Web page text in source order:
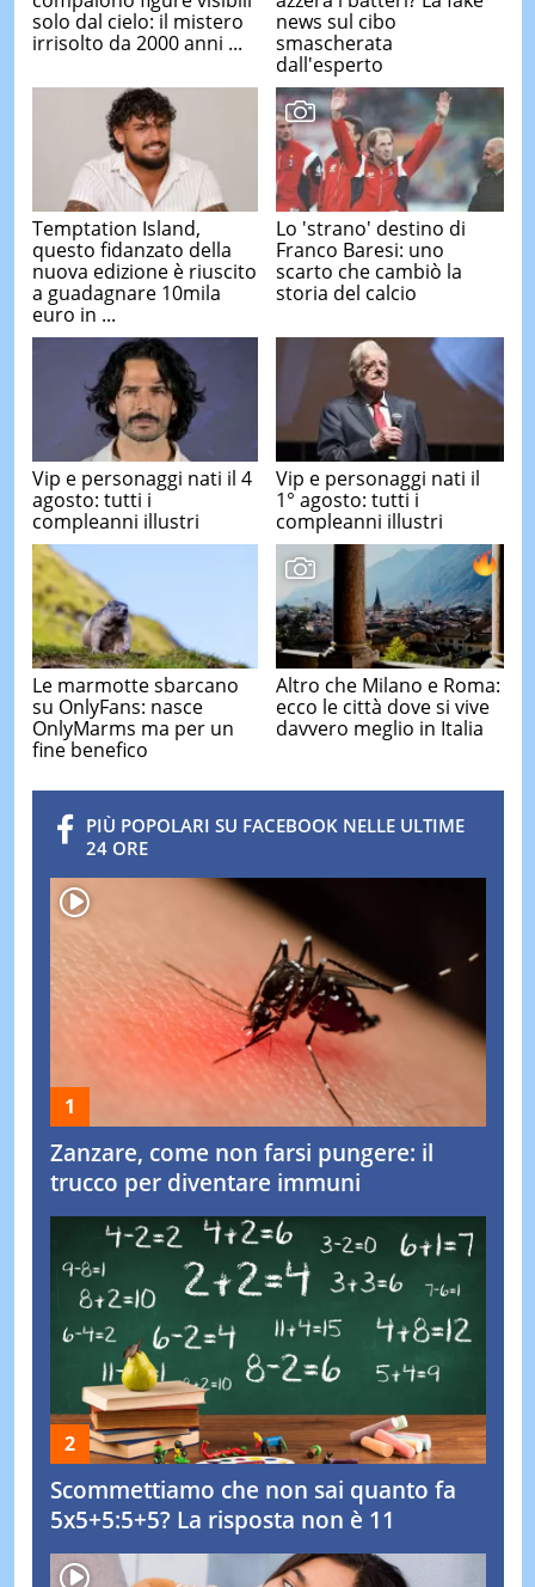
solo dal cielo: il mistero
irrisolto da 2000 anni ...
news sul cibo
smascherata
dall'esperto
Temptation Island,
questo fidanzato della
nuova edizione è riuscito
a guadagnare 10mila
euro in ...
Lo 'strano' destino di
Franco Baresi: uno
scarto che cambiò la
storia del calcio
Vip e personaggi nati il 4
agosto: tutti i
compleanni illustri
Vip e personaggi nati il
1° agosto: tutti i
compleanni illustri
Le marmotte sbarcano
su OnlyFans: nasce
OnlyMarms ma per un
fine benefico
Altro che Milano e Roma:
ecco le città dove si vive
davvero meglio in Italia
PIÙ POPOLARI SU FACEBOOK NELLE ULTIME
24 ORE
Zanzare, come non farsi pungere: il
trucco per diventare immuni
Scommettiamo che non sai quanto fa
5x5+5:5+5? La risposta non è 11